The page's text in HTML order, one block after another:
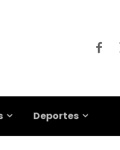
Deportes